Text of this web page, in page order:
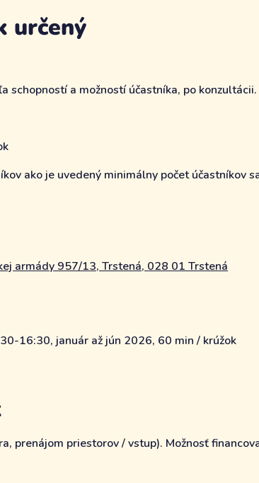
určený
schopností a možností účastníka, po konzultácii.
ako je uvedený minimálny počet účastníkov
armády 957/13, Trstená, 028 01 Trstená
16:30, január až jún 2026, 60 min / krúžok
prenájom priestorov / vstup). Možnosť